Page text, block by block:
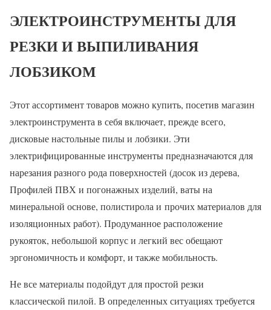
ЭЛЕКТРОИНСТРУМЕНТЫ ДЛЯ
РЕЗКИ И ВЫПИЛИВАНИЯ
ЛОБЗИКОМ
Этот ассортимент товаров можно купить, посетив магазин
электроинструмента в себя включает, прежде всего,
дисковые настольные пилы и лобзики. Эти
электрифицированные инструменты предназначаются для
нарезания разного рода поверхностей (досок из дерева,
Профилей ПВХ и погонажных изделий, ваты на
минеральной основе, полистирола и прочих материалов для
изоляционных работ). Продуманное расположение
рукояток, небольшой корпус и легкий вес обещают
эргономичность и комфорт, и также мобильность.
Не все материалы подойдут для простой резки
классической пилой. В определенных ситуациях требуется